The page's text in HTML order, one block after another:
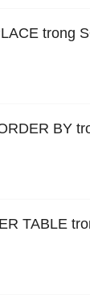
trong
BY
TABLE